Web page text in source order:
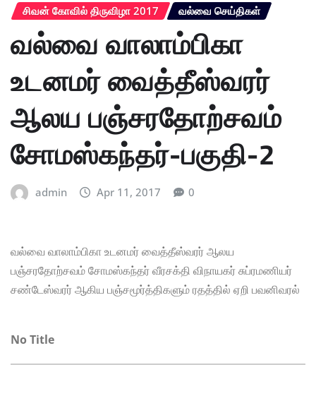
சிவன் கோவில் திருவிழா 2017 வல்வை செய்திகள்
வல்வை வாலாம்பிகா
உடனமர் வைத்தீஸ்வரர்
ஆலய பஞ்சரதோற்சவம்
சோமஸ்கந்தர்-பகுதி-2
admin Apr 11, 2017 0
வல்வை வாலாம்பிகா உடனமர் வைத்தீஸ்வரர் ஆலய
பஞ்சரதோற்சவம் சோமஸ்கந்தர் வீரசக்தி விநாயகர் சுப்ரமணியர்
சண்டேஸ்வரர் ஆகிய பஞ்சமூர்த்திகளும் ரதத்தில் ஏறி பவனிவரல்
No Title